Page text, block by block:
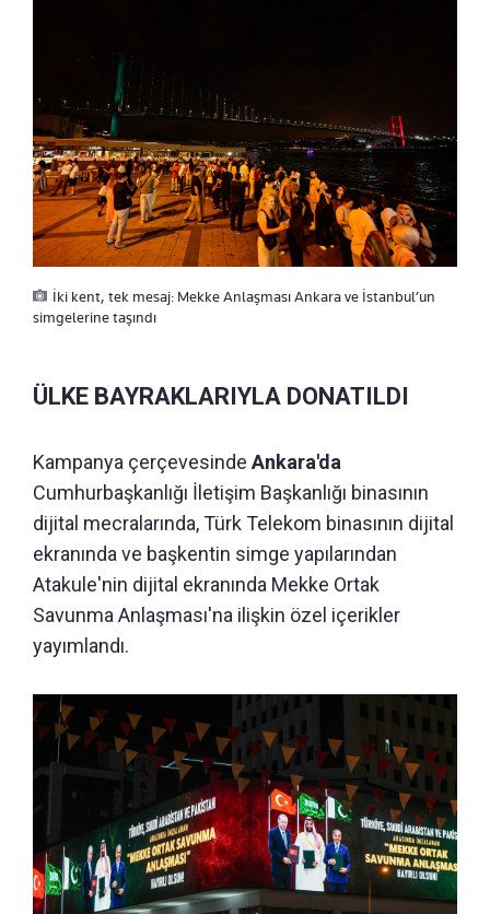
İki kent, tek mesaj: Mekke Anlaşması Ankara ve İstanbul’un
simgelerine taşındı
ÜLKE BAYRAKLARIYLA DONATILDI
Kampanya çerçevesinde Ankara'da
Cumhurbaşkanlığı İletişim Başkanlığı binasının
dijital mecralarında, Türk Telekom binasının dijital
ekranında ve başkentin simge yapılarından
Atakule'nin dijital ekranında Mekke Ortak
Savunma Anlaşması'na ilişkin özel içerikler
yayımlandı.